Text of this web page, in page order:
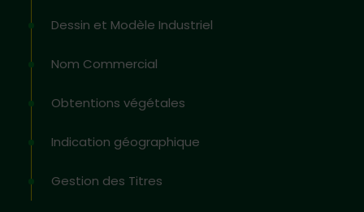
Dessin et Modèle Industriel
Nom Commercial
Obtentions végétales
Indication géographique
Gestion des Titres